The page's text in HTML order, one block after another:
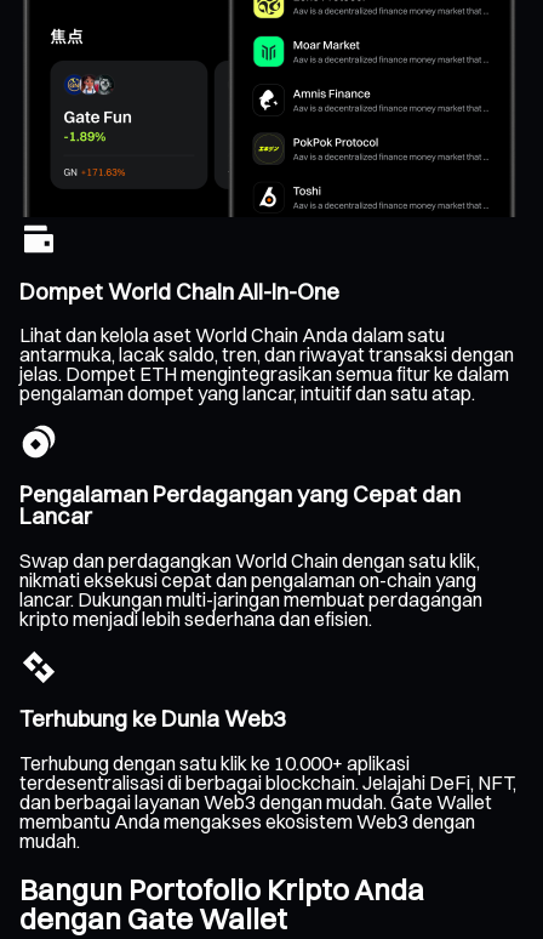
Dompet World Chain All-In-One
Lihat dan kelola aset World Chain Anda dalam satu
antarmuka, lacak saldo, tren, dan riwayat transaksi dengan
jelas. Dompet ETH mengintegrasikan semua fitur ke dalam
pengalaman dompet yang lancar, intuitif dan satu atap.
Pengalaman Perdagangan yang Cepat dan
Lancar
Swap dan perdagangkan World Chain dengan satu klik,
nikmati eksekusi cepat dan pengalaman on-chain yang
lancar. Dukungan multi-jaringan membuat perdagangan
kripto menjadi lebih sederhana dan efisien.
Terhubung ke Dunia Web3
Terhubung dengan satu klik ke 10.000+ aplikasi
terdesentralisasi di berbagai blockchain. Jelajahi DeFi, NFT,
dan berbagai layanan Web3 dengan mudah. Gate Wallet
membantu Anda mengakses ekosistem Web3 dengan
mudah.
Bangun Portofolio Kripto Anda
dengan Gate Wallet